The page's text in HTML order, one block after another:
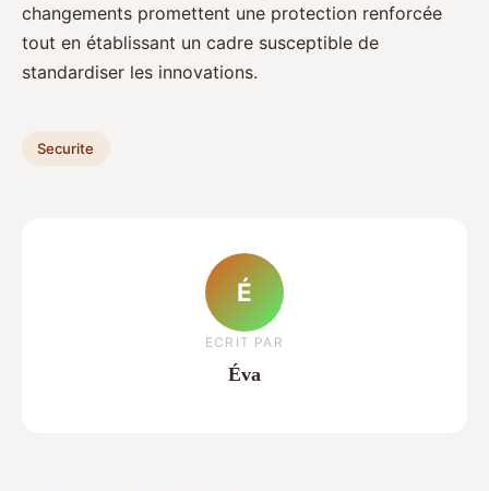
changements promettent une protection renforcée
tout en établissant un cadre susceptible de
standardiser les innovations.
Securite
É
ECRIT PAR
Éva